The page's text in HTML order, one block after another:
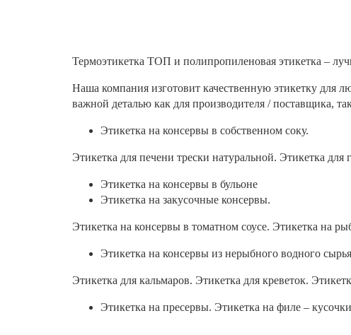
Термоэтикетка ТОП и полипропиленовая этикетка –
Наша компания изготовит качественную этикетку для
важной деталью как для производителя / поставщика,
Этикетка на консервы в собственном соку.
Этикетка для печени трески натуральной. Этикетка для
Этикетка на консервы в бульоне
Этикетка на закусочные консервы.
Этикетка на консервы в томатном соусе. Этикетка на
Этикетка на консервы из нерыбного водного
Этикетка для кальмаров. Этикетка для креветок.
Этикетка на пресервы. Этикетка на филе –